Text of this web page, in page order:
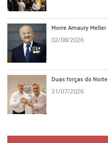
Morre Amaury Meller
02/08/2026
Duas forças do
31/07/2026